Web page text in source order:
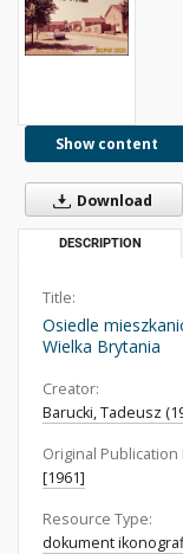
Show content
Download
DESCRIPTION
Title:
Osiedle
Wielka Brytania
Creator:
Barucki, Tadeusz
Original Publication
[1961]
Resource Type:
dokument